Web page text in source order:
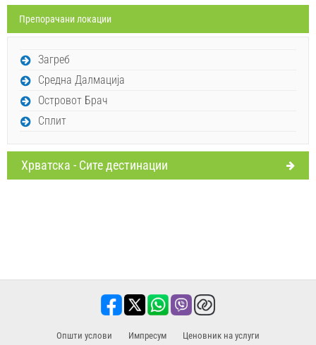
Препорачани локации
Загреб
Средна Далмација
Островот Брач
Сплит
Хрватска - Сите дестинации
Oпшти услови Импресум ​Ценовник на услуги